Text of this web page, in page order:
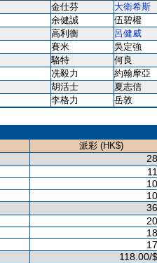
金仕芬 大衛希斯
余健誠 伍碧權
高利衡 呂健威
賽米 吳定強
駱特 何良
冼毅力 約翰摩亞
胡活士 夏志信
李格力
岳敦
派彩 (HK$)
118.00/